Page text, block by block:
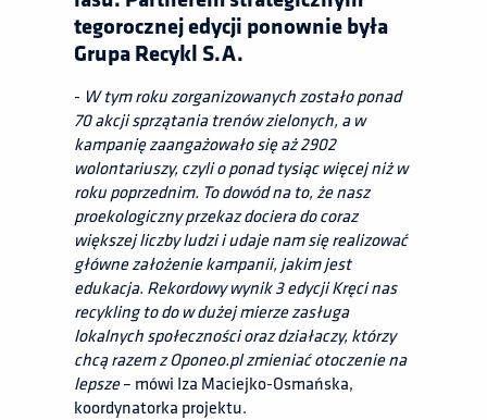
tegorocznej edycji ponownie była
Grupa Recykl S.A.
- W tym roku zorganizowanych zostało ponad
70 akcji sprzątania trenów zielonych, a w
kampanię zaangażowało się aż 2902
wolontariuszy, czyli o ponad tysiąc więcej niż w
roku poprzednim. To dowód na to, że nasz
proekologiczny przekaz dociera do coraz
większej liczby ludzi i udaje nam się realizować
główne założenie kampanii, jakim jest
edukacja. Rekordowy wynik 3 edycji Kręci nas
recykling to do w dużej mierze zasługa
lokalnych społeczności oraz działaczy, którzy
chcą razem z Oponeo.pl zmieniać otoczenie na
lepsze– mówi Iza Maciejko-Osmańska,
koordynatorka projektu.